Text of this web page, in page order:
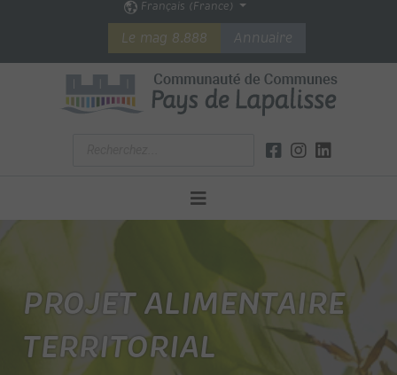
Français (France)
Le mag 8.888 Annuaire
PROJET ALIMENTAIRE
TERRITORIAL